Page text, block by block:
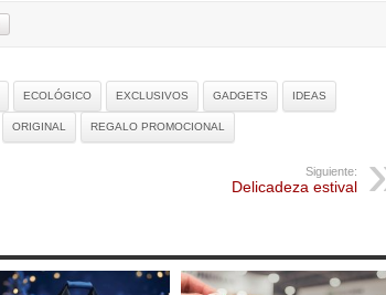
ECOLÓGICO EXCLUSIVOS GADGETS IDEAS
ORIGINAL REGALO PROMOCIONAL
Siguiente:
Delicadeza estival